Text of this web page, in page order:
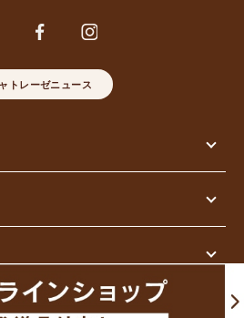
トレーゼニュース
Co.,Ltd. All Rights Reserved.